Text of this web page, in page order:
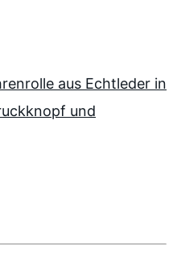
aus Echtleder in
und